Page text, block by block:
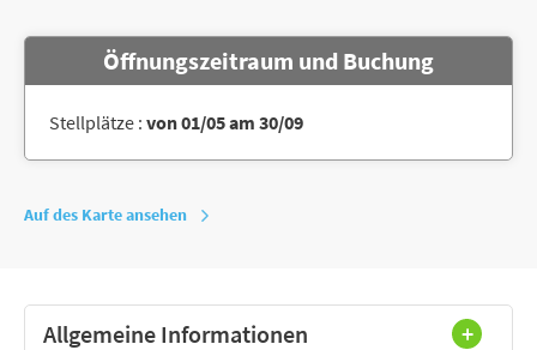
Öffnungszeitraum und Buchung
Stellplätze : von 01/05 am 30/09
Auf des Karte ansehen
Allgemeine Informationen